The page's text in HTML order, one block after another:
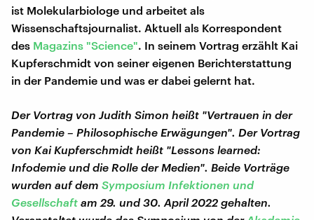
ist Molekularbiologe und arbeitet als
Wissenschaftsjournalist. Aktuell als Korrespondent
des Magazins "Science". In seinem Vortrag erzählt Kai
Kupferschmidt von seiner eigenen Berichterstattung
in der Pandemie und was er dabei gelernt hat.
Der Vortrag von Judith Simon heißt "Vertrauen in der
Pandemie – Philosophische Erwägungen". Der Vortrag
von Kai Kupferschmidt heißt "Lessons learned:
Infodemie und die Rolle der Medien". Beide Vorträge
wurden auf dem Symposium Infektionen und
Gesellschaft am 29. und 30. April 2022 gehalten.